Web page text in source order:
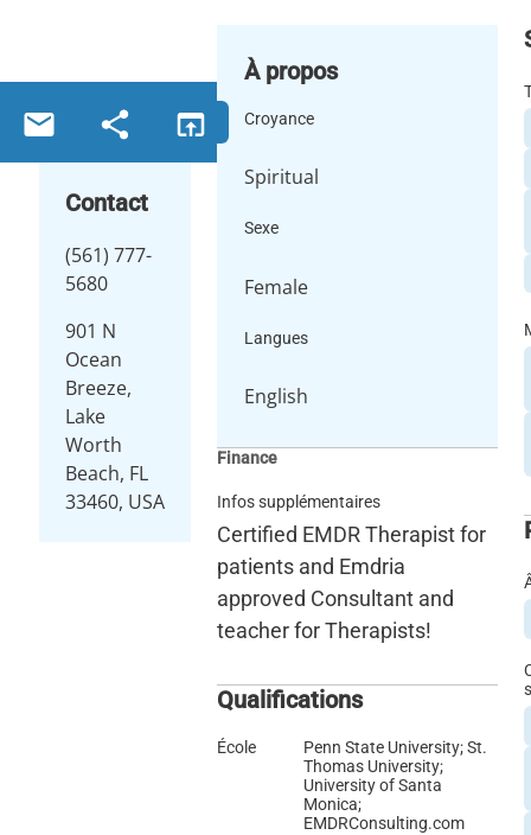
Contact
(561) 777-
5680
901 N
Ocean
Breeze,
Lake
Worth
Beach, FL
33460, USA
À propos
Croyance
Spiritual
Sexe
Female
Langues
English
Finance
Infos supplémentaires
Certified EMDR Therapist for
patients and Emdria
approved Consultant and
teacher for Therapists!
Qualifications
École
Penn State University; St.
Thomas University;
University of Santa
Monica;
EMDRConsulting.com